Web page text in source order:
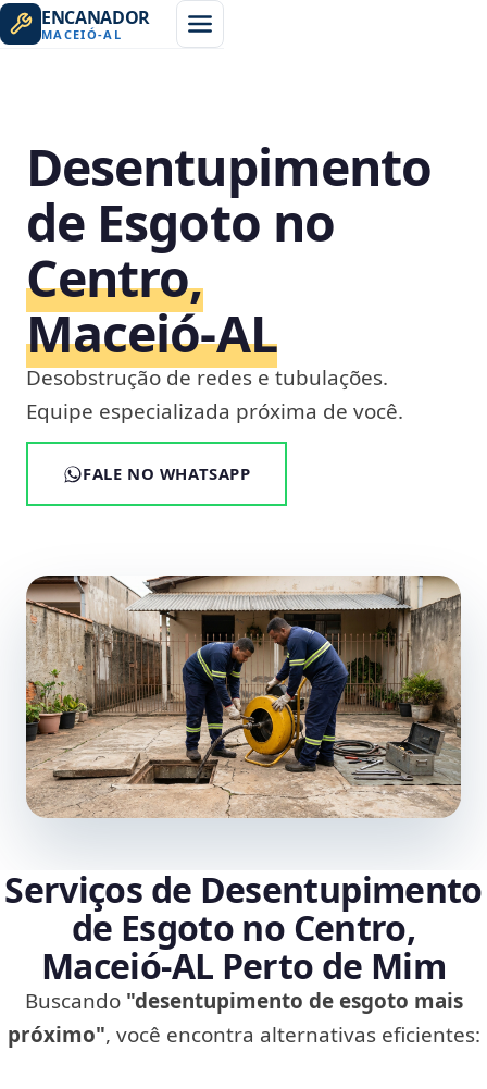
ENCANADOR
MACEIÓ-AL
Desentupimento
de Esgoto no
Centro,
Maceió‑AL
Desobstrução de redes e tubulações.
Equipe especializada próxima de você.
FALE NO WHATSAPP
Serviços de Desentupimento
de Esgoto no Centro,
Maceió‑AL Perto de Mim
Buscando "desentupimento de esgoto mais
próximo", você encontra alternativas eficientes: